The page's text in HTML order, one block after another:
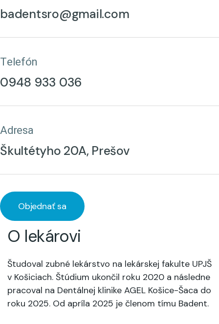
badentsro@gmail.com
Telefón
0948 933 036
Adresa
Škultétyho 20A, Prešov
Objednať sa
Študoval zubné lekárstvo na lekárskej fakulte UPJŠ
v Košiciach. Štúdium ukončil roku 2020 a následne
pracoval na Dentálnej klinike AGEL Košice-Šaca do
roku 2025. Od apríla 2025 je členom tímu Badent.
O lekárovi